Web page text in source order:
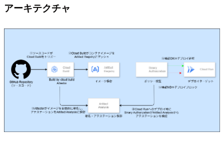
アーキテクチャ